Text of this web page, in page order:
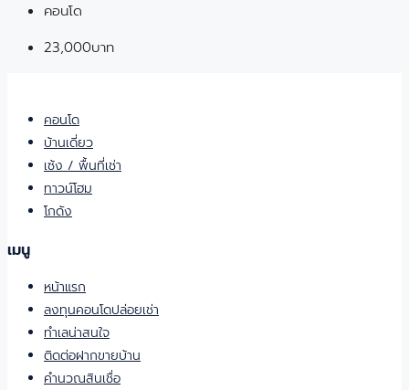
คอนโด
23,000บาท
คอนโด
บ้านเดี่ยว
เซ้ง / พื้นที่เช่า
ทาวน์โฮม
โกดัง
เมนู
หน้าแรก
ลงทุนคอนโดปล่อยเช่า
ทำเลน่าสนใจ
ติดต่อฝากขายบ้าน
คำนวณสินเชื่อ